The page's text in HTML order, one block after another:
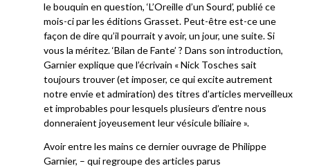
le bouquin en question, ‘L’Oreille d’un Sourd’, publié ce
mois-ci par les éditions Grasset. Peut-être est-ce une
façon de dire qu’il pourrait y avoir, un jour, une suite. Si
vous la méritez. ‘Bilan de Fante’ ? Dans son introduction,
Garnier explique que l’écrivain « Nick Tosches sait
toujours trouver (et imposer, ce qui excite autrement
notre envie et admiration) des titres d’articles merveilleux
et improbables pour lesquels plusieurs d’entre nous
donneraient joyeusement leur vésicule biliaire ».
Avoir entre les mains ce dernier ouvrage de Philippe
Garnier, – qui regroupe des articles parus